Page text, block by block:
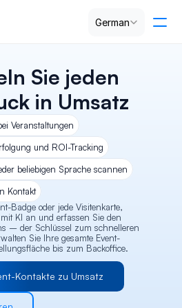
German
Sie jeden
in Umsatz
Veranstaltungen
und ROI-Tracking
beliebigen Sprache scannen
Kontakt
Badge oder jede Visitenkarte,
KI an und erfassen Sie den
– der Schlüssel zum schnelleren
Sie Ihre gesamte Event-
bis zum Backoffice.
Kontakte zu Umsatz